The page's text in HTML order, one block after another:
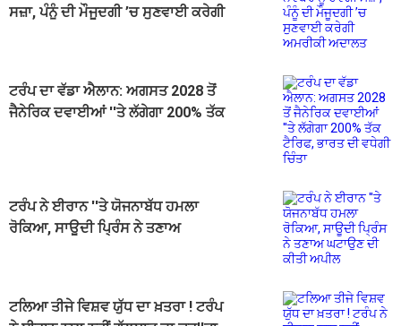
ਸਜ਼ਾ, ਪੰਨੂੰ ਦੀ ਮੌਜੂਦਗੀ ’ਚ ਸੁਣਵਾਈ ਕਰੇਗੀ
ਟਰੰਪ ਦਾ ਵੱਡਾ ਐਲਾਨ: ਅਗਸਤ 2028 ਤੋਂ
ਜੈਨੇਰਿਕ ਦਵਾਈਆਂ ''ਤੇ ਲੱਗੇਗਾ 200% ਤੱਕ
ਟਰੰਪ ਨੇ ਈਰਾਨ ''ਤੇ ਯੋਜਨਾਬੱਧ ਹਮਲਾ
ਰੋਕਿਆ, ਸਾਊਦੀ ਪ੍ਰਿੰਸ ਨੇ ਤਣਾਅ
ਟਲਿਆ ਤੀਜੇ ਵਿਸ਼ਵ ਯੁੱਧ ਦਾ ਖ਼ਤਰਾ ! ਟਰੰਪ